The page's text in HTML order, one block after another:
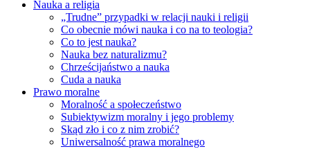
Nauka a religia
„Trudne” przypadki w relacji nauki i religii
Co obecnie mówi nauka i co na to teologia?
Co to jest nauka?
Nauka bez naturalizmu?
Chrześcijaństwo a nauka
Cuda a nauka
Prawo moralne
Moralność a społeczeństwo
Subiektywizm moralny i jego problemy
Skąd zło i co z nim zrobić?
Uniwersalność prawa moralnego